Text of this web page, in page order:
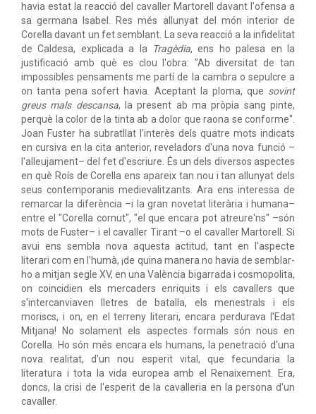
havia estat la reacció del cavaller Martorell davant l'ofensa a
sa germana Isabel. Res més allunyat del món interior de
Corella davant un fet semblant. La seva reacció a la infidelitat
de Caldesa, explicada a la
Tragèdia, ens ho palesa en la
justificació amb què es clou l'obra: "Ab diversitat de tan
impossibles pensaments me partí de la cambra o sepulcre a
on tanta pena sofert havia. Aceptant la ploma, que sovint
greus mals descansa, la present ab ma pròpia sang pinte,
perquè la color de la tinta ab a dolor que raona se conforme".
Joan Fuster ha subratllat l'interès dels quatre mots indicats
en cursiva en la cita anterior, reveladors d'una nova funció –
l'alleujament– del fet d'escriure. És un dels diversos aspectes
en què Roís de Corella ens apareix tan nou i tan allunyat dels
seus contemporanis medievalitzants. Ara ens interessa de
remarcar la diferència –i la gran novetat literària i humana–
entre el "Corella cornut", "el que encara pot atreure'ns" –són
mots de Fuster– i el cavaller Tirant –o el cavaller Martorell. Si
avui ens sembla nova aquesta actitud, tant en l'aspecte
literari com en l'humà, ¡de quina manera no havia de semblar-
ho a mitjan segle XV, en una València bigarrada i cosmopolita,
on coincidien els mercaders enriquits i els cavallers que
s'intercanviaven lletres de batalla, els menestrals i els
moriscs, i on, en el terreny literari, encara perdurava l'Edat
Mitjana! No solament els aspectes formals són nous en
Corella. Ho són més encara els humans, la penetració d'una
nova realitat, d'un nou esperit vital, que fecundaria la
literatura i tota la vida europea amb el Renaixement. Era,
doncs, la crisi de l'esperit de la cavalleria en la persona d'un
cavaller.